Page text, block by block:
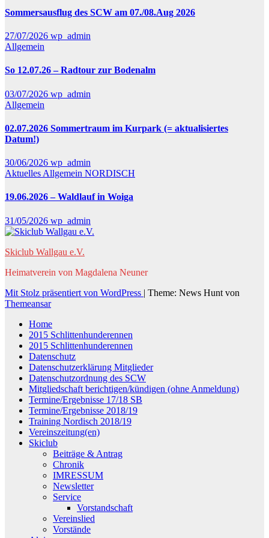
Sommersausflug des SCW am 07./08.Aug 2026
27/07/2026 wp_admin
Allgemein
So 12.07.26 – Radtour zur Bodenalm
03/07/2026 wp_admin
Allgemein
02.07.2026 Sommertraum im Kurpark (= aktualisiertes
Datum!)
30/06/2026 wp_admin
Aktuelles Allgemein NORDISCH
19.06.2026 – Waldlauf in Woiga
31/05/2026 wp_admin
Skiclub Wallgau e.V.
Heimatverein von Magdalena Neuner
Mit Stolz präsentiert von WordPress | Theme: News Hunt von
Themeansar
Home
2015 Schlittenhunderennen
2015 Schlittenhunderennen
Datenschutz
Datenschutzerklärung Mitglieder
Datenschutzordnung des SCW
Mitgliedschaft berichtigen/kündigen (ohne Anmeldung)
Termine/Ergebnisse 17/18 SB
Termine/Ergebnisse 2018/19
Training Nordisch 2018/19
Vereinszeitung(en)
Skiclub
Beiträge & Antrag
Chronik
IMRESSUM
Newsletter
Service
Vorstandschaft
Vereinslied
Vorstände